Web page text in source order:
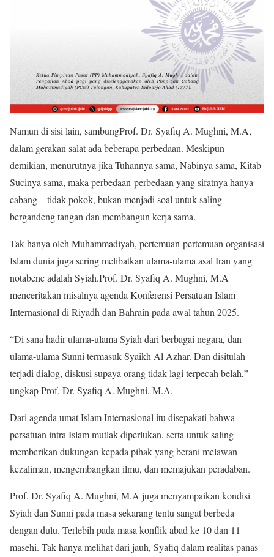
Namun di sisi lain, sambungProf. Dr. Syafiq A. Mughni, M.A,
dalam gerakan salat ada beberapa perbedaan. Meskipun
demikian, menurutnya jika Tuhannya sama, Nabinya sama, Kitab
Sucinya sama, maka perbedaan-perbedaan yang sifatnya hanya
cabang – tidak pokok, bukan menjadi soal untuk saling
bergandeng tangan dan membangun kerja sama.
Tak hanya oleh Muhammadiyah, pertemuan-pertemuan organisasi
Islam dunia juga sering melibatkan ulama-ulama asal Iran yang
notabene adalah Syiah.Prof. Dr. Syafiq A. Mughni, M.A
menceritakan misalnya agenda Konferensi Persatuan Islam
Internasional di Riyadh dan Bahrain pada awal tahun 2025.
“Di sana hadir ulama-ulama Syiah dari berbagai negara, dan
ulama-ulama Sunni termasuk Syaikh Al Azhar. Dan disitulah
terjadi dialog, diskusi supaya orang tidak lagi terpecah belah,”
ungkap Prof. Dr. Syafiq A. Mughni, M.A.
Dari agenda umat Islam Internasional itu disepakati bahwa
persatuan intra Islam mutlak diperlukan, serta untuk saling
memberikan dukungan kepada pihak yang berani melawan
kezaliman, mengembangkan ilmu, dan memajukan peradaban.
Prof. Dr. Syafiq A. Mughni, M.A juga menyampaikan kondisi
Syiah dan Sunni pada masa sekarang tentu sangat berbeda
dengan dulu. Terlebih pada masa konflik abad ke 10 dan 11
masehi. Tak hanya melihat dari jauh, Syafiq dalam realitas panas